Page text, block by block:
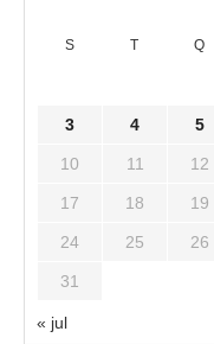
S T Q
3 4 5
10 11 12
17 18 19
24 25 26
31
« jul